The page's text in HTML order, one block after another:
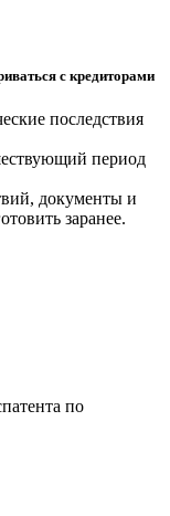
с кредиторами
последствия
период
документы и
заранее.
по